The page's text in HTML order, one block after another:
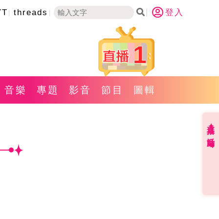
threads 登入
1
音樂 專題 影音 節目 圖輯
直播✦活動